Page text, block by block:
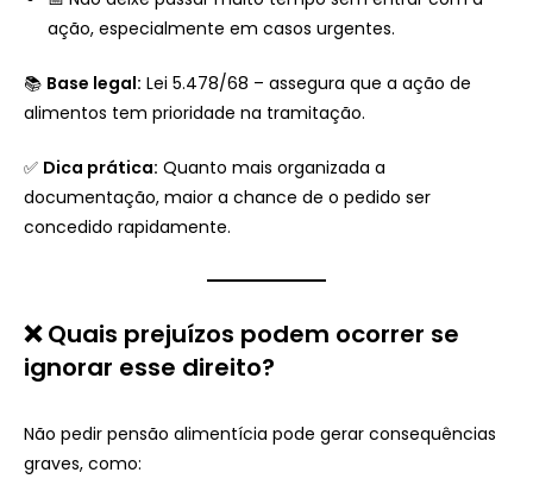
ação, especialmente em casos urgentes.
📚 Base legal: Lei 5.478/68 – assegura que a ação de
alimentos tem prioridade na tramitação.
✅ Dica prática: Quanto mais organizada a
documentação, maior a chance de o pedido ser
concedido rapidamente.
❌ Quais prejuízos podem ocorrer se
ignorar esse direito?
Não pedir pensão alimentícia pode gerar consequências
graves, como: